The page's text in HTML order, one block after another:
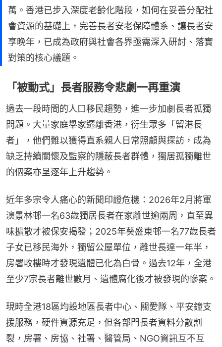
萬。香港已步入深度老齡化階段，如何在妥善分配社
會資源的基礎上，完善長者安老保障體系、讓長者安
享晚年，已成為政府與社會各界亟需深入研討、落實
對策的核心議題。
「被動式」長者服務令悲劇一再重演
過去一段時間的人口移民趨勢，進一步加劇長者孤獨
問題。大量家庭舉家遷離香港，衍生眾多「留港長
者」，他們難以獲得直系親人日常照顧與探訪，成為
缺乏持續關懷及監察的隱蔽長者群體，獨居孤獨離世
的個案亦呈逐年上升趨勢。
近年多宗令人痛心的新聞印證危機：2026年2月將軍
澳景林邨一名63歲獨居長者在家離世逾兩周，直至異
味擴散才被保安揭發；2025年葵盛東邨一名77歲長者
子女已移民海外，獨留公屋單位，離世長達一年半，
房署收樓時才發現遺體已化為白骨。過去12年，全港
至少7宗長者離世數月、遺體腐化後才被發現的慘案。
現時全港18區均設地區長者中心、關愛隊、平安鐘支
援服務，硬件資源充足，但各部門長者資料分散割
裂，房署、房協、社署、醫管局、NGO資訊互不互